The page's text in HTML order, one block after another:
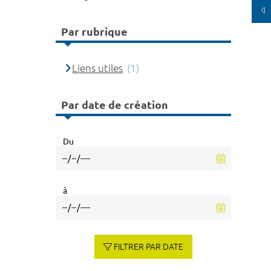
Par rubrique
Liens utiles (1)
Par date de création
Du
à
FILTRER PAR DATE